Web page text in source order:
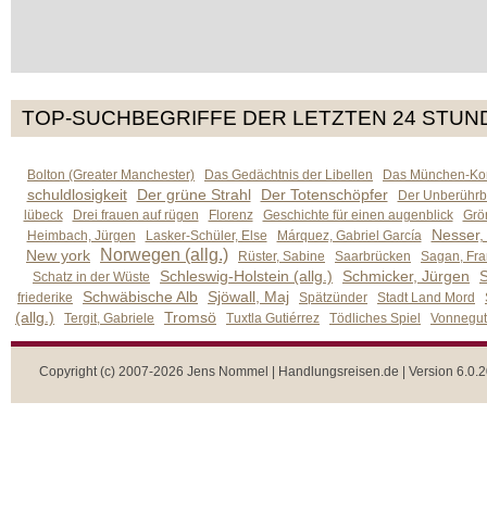
TOP-SUCHBEGRIFFE DER LETZTEN 24
Bolton (Greater Manchester) Das Gedächtnis der Libellen Das München-
schuldlosigkeit Der grüne Strahl Der Totenschöpfer
Der
lübeck
Drei frauen auf rügen Florenz Geschichte für einen augenblick
Heimbach, Jürgen
Lasker-Schüler, Else Márquez, Gabriel García
New york
Norwegen (allg.) Rüster, Sabine Saarbrücken
Sagan,
Schatz in der Wüste
Schleswig-Holstein (allg.) Schmicker, Jürgen
friederike Schwäbische Alb Sjöwall, Maj Spätzünder Stadt Land Mord
(allg.) Tergit, Gabriele Tromsö Tuxtla Gutiérrez Tödliches Spiel
Copyright (c) 2007-2026 Jens Nommel | Handlungsreisen.de | Version